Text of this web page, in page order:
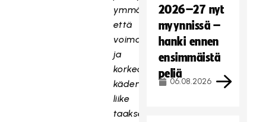
ymmärtää,
että
voimakas
ja
korkea
käden
liike
taaksepäin
2026–27 nyt
myynnissä –
hanki ennen
ensimmäistä
peliä
06.08.2026